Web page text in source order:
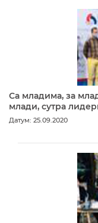
Са младима, за
млади, сутра
Датум: 25.09.2020